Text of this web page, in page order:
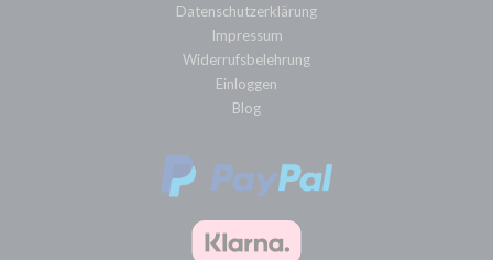
Datenschutzerklärung
Impressum
Widerrufsbelehrung
Einloggen
Blog